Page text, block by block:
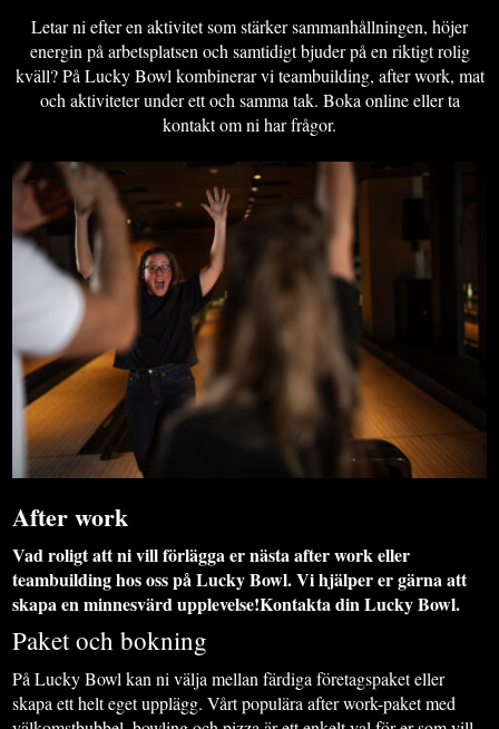
Letar ni efter en aktivitet som stärker sammanhållningen, höjer
energin på arbetsplatsen och samtidigt bjuder på en riktigt rolig
kväll? På Lucky Bowl kombinerar vi teambuilding, after work, mat
och aktiviteter under ett och samma tak. Boka online eller ta
kontakt om ni har frågor.
After work
Vad roligt att ni vill förlägga er nästa after work eller
teambuilding hos oss på Lucky Bowl. Vi hjälper er gärna att
skapa en minnesvärd upplevelse!Kontakta din Lucky Bowl.
Paket och bokning
På Lucky Bowl kan ni välja mellan färdiga företagspaket eller
skapa ett helt eget upplägg. Vårt populära after work-paket med